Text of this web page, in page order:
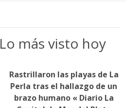
Lo más visto hoy
Rastrillaron las playas de La
Perla tras el hallazgo de un
brazo humano « Diario La